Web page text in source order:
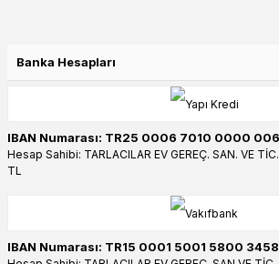
Banka Hesapları
IBAN Numarası: TR25 0006 7010 0000
Hesap Sahibi: TARLACILAR EV GEREÇ. SAN. VE
TL
IBAN Numarası: TR15 0001 5001 5800